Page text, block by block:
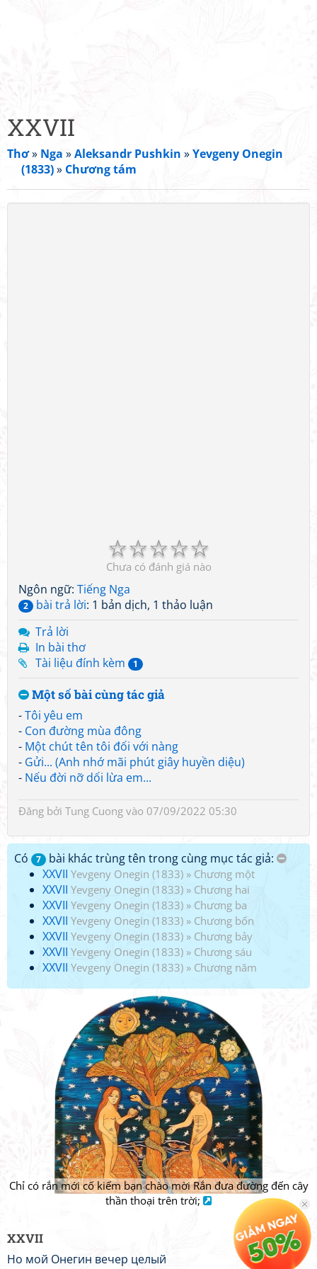
XXVII
Thơ» Nga »Aleksandr Pushkin »Yevgeny Onegin
(1833)» Chương tám
☆
☆
☆
☆
☆
Chưa có đánh giá nào
Ngôn ngữ: Tiếng Nga
2 bài trả lời: 1 bản dịch, 1 thảo luận
Trả lời
In bài thơ
Tài liệu đính kèm
1
Một số bài cùng tác giả
-Tôi yêu em
- Con đường mùa đông
- Một chút tên tôi đối với nàng
- Gửi... (Anh nhớ mãi phút giây huyền diệu)
- Nếu đời nỡ dối lừa em...
Đăng bởi Tung Cuong vào 07/09/2022 05:30
Có 7
bài khác trùng tên trong cùng mục tác giả:
XXVII Yevgeny Onegin (1833) » Chương một
XXVII Yevgeny Onegin (1833) » Chương hai
XXVII Yevgeny Onegin (1833) » Chương ba
XXVII Yevgeny Onegin (1833) » Chương bốn
XXVII Yevgeny Onegin (1833) » Chương bảy
XXVII Yevgeny Onegin (1833) » Chương sáu
XXVII Yevgeny Onegin (1833) » Chương năm
Chỉ có rắn mới cố kiếm bạn chào mời Rắn đưa đường đến cây
thần thoại trên trời;
XXVII
Но мой Онегин вечер целый